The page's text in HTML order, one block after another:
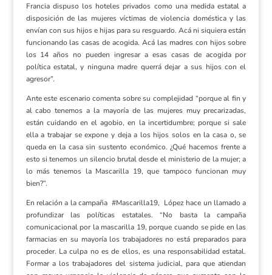
Francia dispuso los hoteles privados como una medida estatal a
disposición de las mujeres víctimas de violencia doméstica y las
envían con sus hijos e hijas para su resguardo. Acá ni siquiera están
funcionando las casas de acogida. Acá las madres con hijos sobre
los 14 años no pueden ingresar a esas casas de acogida por
política estatal, y ninguna madre querrá dejar a sus hijos con el
agresor”.
Ante este escenario comenta sobre su complejidad “porque al fin y
al cabo tenemos a la mayoría de las mujeres muy precarizadas,
están cuidando en el agobio, en la incertidumbre; porque si sale
ella a trabajar se expone y deja a los hijos solos en la casa o, se
queda en la casa sin sustento económico. ¿Qué hacemos frente a
esto si tenemos un silencio brutal desde el ministerio de la mujer; a
lo más tenemos la Mascarilla 19, que tampoco funcionan muy
bien?”.
En relación a la campaña #Mascarilla19, López hace un llamado a
profundizar las políticas estatales. “No basta la campaña
comunicacional por la mascarilla 19, porque cuando se pide en las
farmacias en su mayoría los trabajadores no está preparados para
proceder. La culpa no es de ellos, es una responsabilidad estatal.
Formar a los trabajadores del sistema judicial, para que atiendan